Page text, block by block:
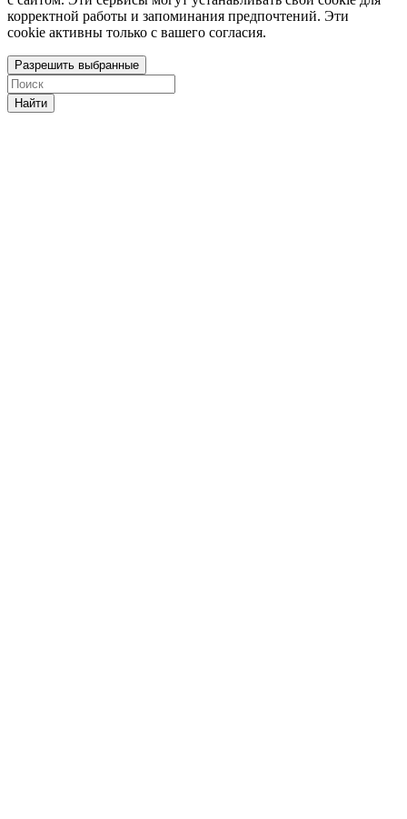
корректной работы и запоминания предпочтений. Эти
cookie активны только с вашего согласия.
Разрешить выбранные
Найти